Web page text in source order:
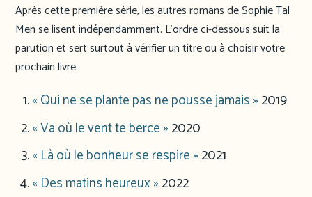
Après cette première série, les autres romans de Sophie Tal
Men se lisent indépendamment. L’ordre ci-dessous suit la
parution et sert surtout à vérifier un titre ou à choisir votre
prochain livre.
« Qui ne se plante pas ne pousse jamais »2019
« Va où le vent te berce »2020
« Là où le bonheur se respire »2021
« Des matins heureux »2022